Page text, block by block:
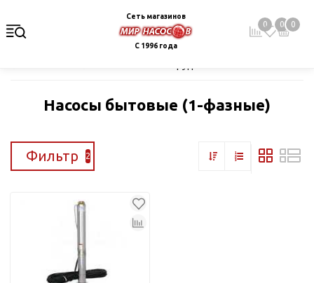
Сеть магазинов
С 1996 года
0 0 0
Насосы бытовые (1-фазные)
Фильтр 2